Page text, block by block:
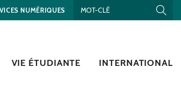
NUMÉRIQUES
VIE ÉTUDIANTE INTERNATIONAL